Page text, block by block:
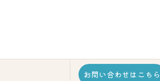
お問い合わせはこちら